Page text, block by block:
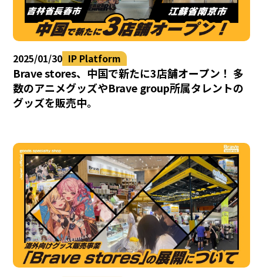
2025/01/30 IP Platform
Brave stores、中国で新たに3店舗オープン！ 多
数のアニメグッズやBrave group所属タレントの
グッズを販売中。